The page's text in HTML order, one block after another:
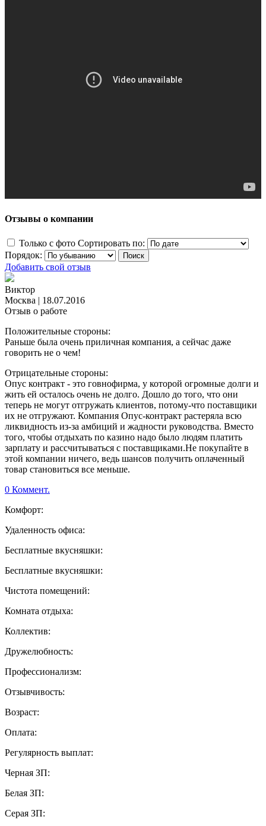
Отзывы о компании
Только с фото Сортировать по:
Порядок:
Добавить свой отзыв
Виктор
Москва | 18.07.2016
Отзыв о работе
Положительные стороны:
Раньше была очень приличная компания, а сейчас даже
говорить не о чем!
Отрицательные стороны:
Опус контракт - это говнофирма, у которой огромные долги и
жить ей осталось очень не долго. Дошло до того, что они
теперь не могут отгружать клиентов, потому-что поставщики
их не отгружают. Компания Опус-контракт растеряла всю
ликвидность из-за амбиций и жадности руководства. Вместо
того, чтобы отдыхать по казино надо было людям платить
зарплату и рассчитываться с поставщиками.Не покупайте в
этой компании ничего, ведь шансов получить оплаченный
товар становиться все меньше.
0 Коммент.
Комфорт:
Удаленность офиса:
Бесплатные вкусняшки:
Бесплатные вкусняшки:
Чистота помещений:
Комната отдыха:
Коллектив:
Дружелюбность:
Профессионализм:
Отзывчивость:
Возраст:
Оплата:
Регулярность выплат:
Черная ЗП:
Белая ЗП:
Серая ЗП: